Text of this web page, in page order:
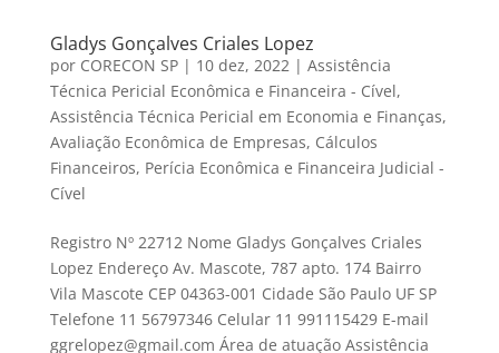
Gladys Gonçalves Criales Lopez
por CORECON SP| 10 dez, 2022| Assistência
Técnica Pericial Econômica e Financeira - Cível,
Assistência Técnica Pericial em Economia e Finanças,
Avaliação Econômica de Empresas, Cálculos
Financeiros, Perícia Econômica e Financeira Judicial -
Cível
Registro Nº 22712 Nome Gladys Gonçalves Criales
Lopez Endereço Av. Mascote, 787 apto. 174 Bairro
Vila Mascote CEP 04363-001 Cidade São Paulo UF SP
Telefone 11 56797346 Celular 11 991115429 E-mail
ggrelopez@gmail.com Área de atuação Assistência